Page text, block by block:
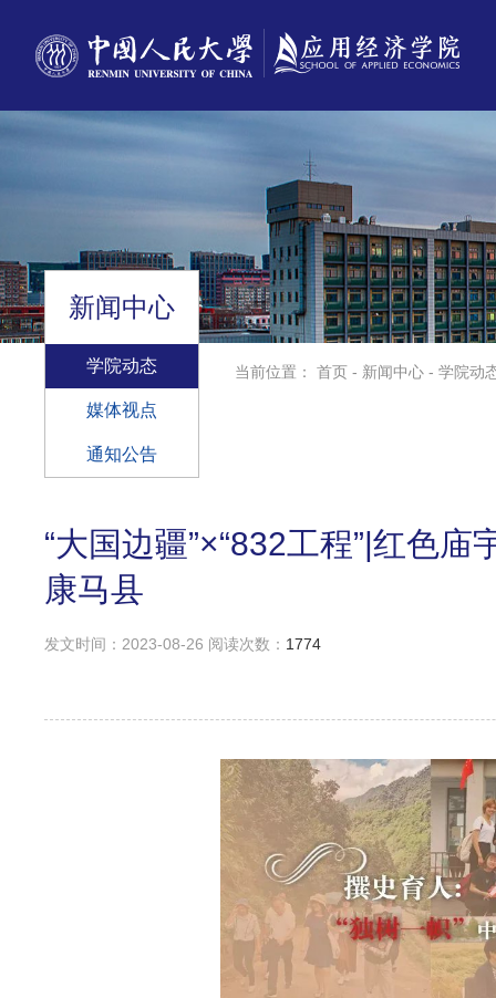
新闻中心
学院动态
媒体视点
通知公告
当前位置：首页 - 新闻中心 -学院动
“大国边疆”×“832工程”|红色
康马县
发文时间：2023-08-26 阅读次数： 1774